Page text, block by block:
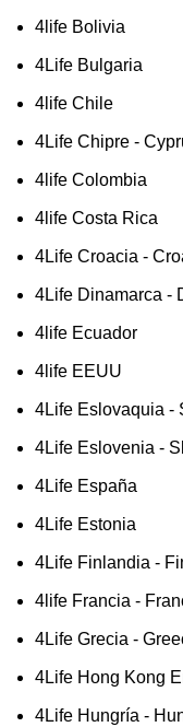
4life Bolivia
4Life Bulgaria
4life Chile
4Life Chipre -
4life Colombia
4life Costa Rica
4Life Croacia -
4Life Dinamarca -
4life Ecuador
4life EEUU
4Life Eslovaquia -
4Life Eslovenia -
4Life España
4Life Estonia
4Life Finlandia -
4life Francia -
4Life Grecia -
4Life Hong Kong
4Life Hungría -